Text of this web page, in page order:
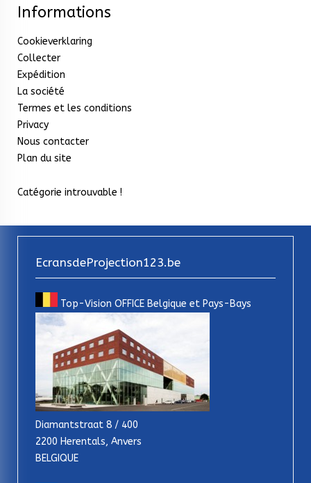
Informations
Cookieverklaring
Collecter
Expédition
La société
Termes et les conditions
Privacy
Nous contacter
Plan du site
Catégorie introuvable !
EcransdeProjection123.be
Top-Vision OFFICE Belgique et Pays-Bays
Diamantstraat 8 / 400
2200 Herentals, Anvers
BELGIQUE